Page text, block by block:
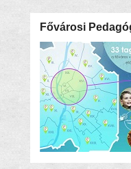
Fővárosi